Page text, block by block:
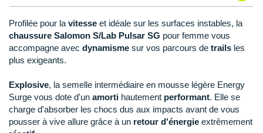
Profilée pour la vitesse et idéale sur les surfaces instables, la
chaussure Salomon S/Lab Pulsar SG pour femme vous
accompagne avec dynamisme sur vos parcours de trails les
plus exigeants.
Explosive, la semelle intermédiaire en mousse légère Energy
Surge vous dote d'un amorti hautement performant. Elle se
charge d'absorber les chocs dus aux impacts avant de vous
pousser à vive allure grâce à un retour d'énergie extrêmement
Puma
Raidlight
Reebok
Salomon